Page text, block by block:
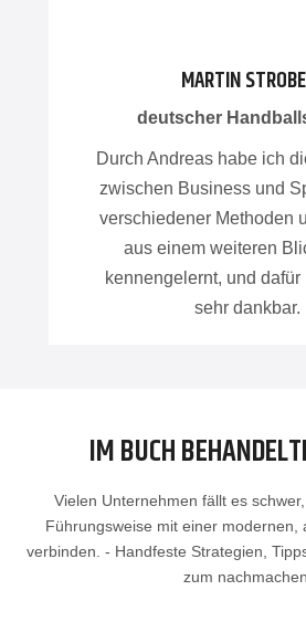
MARTIN
deutscher
Durch Andreas habe ich
zwischen Business und
verschiedener Methoden
aus einem weiteren
kennengelernt, und
sehr dankbar.
IM BUCH
Vielen Unternehmen fällt es
Führungsweise mit einer modernen,
verbinden. - Handfeste Strategien,
zum nachmachen.